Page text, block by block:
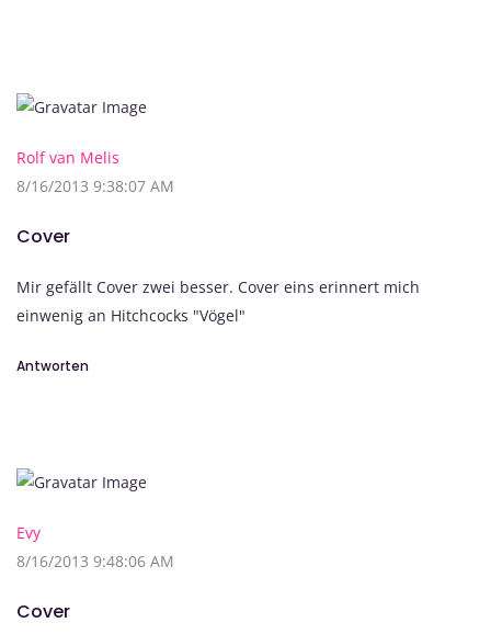
Rolf van Melis
8/16/2013 9:38:07 AM
Cover
Mir gefällt Cover zwei besser. Cover eins erinnert mich
einwenig an Hitchcocks "Vögel"
Antworten
Evy
8/16/2013 9:48:06 AM
Cover